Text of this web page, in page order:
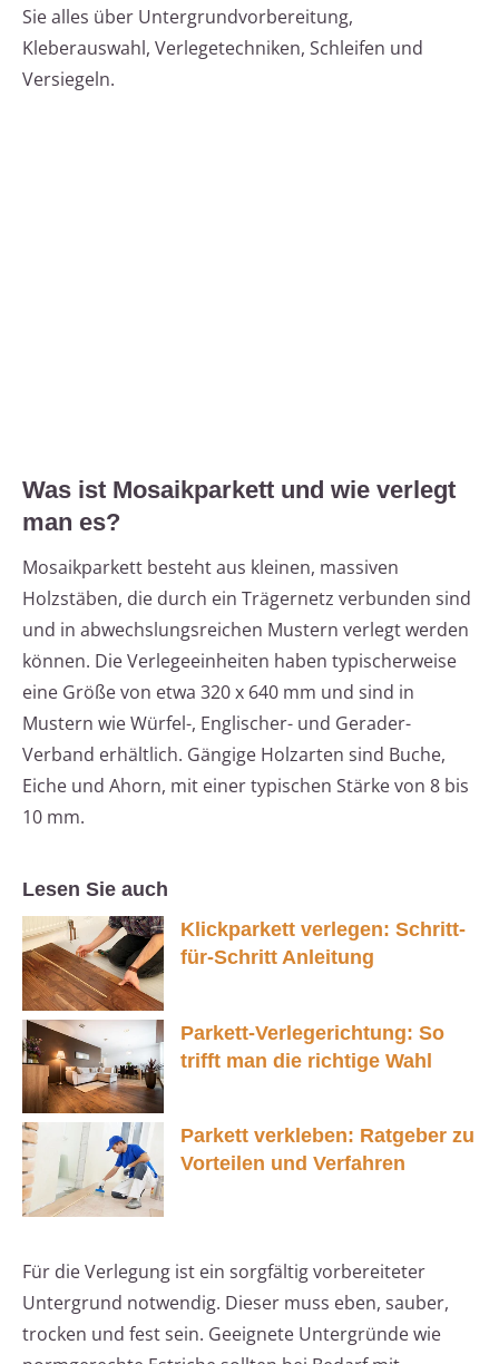
Sie alles über Untergrundvorbereitung,
Kleberauswahl, Verlegetechniken, Schleifen und
Versiegeln.
Was ist Mosaikparkett und wie verlegt
man es?
Mosaikparkett besteht aus kleinen, massiven
Holzstäben, die durch ein Trägernetz verbunden sind
und in abwechslungsreichen Mustern verlegt werden
können. Die Verlegeeinheiten haben typischerweise
eine Größe von etwa 320 x 640 mm und sind in
Mustern wie Würfel-, Englischer- und Gerader-
Verband erhältlich. Gängige Holzarten sind Buche,
Eiche und Ahorn, mit einer typischen Stärke von 8 bis
10 mm.
Lesen Sie auch
Klickparkett verlegen: Schritt-
für-Schritt Anleitung
Parkett-Verlegerichtung: So
trifft man die richtige Wahl
Parkett verkleben: Ratgeber zu
Vorteilen und Verfahren
Für die Verlegung ist ein sorgfältig vorbereiteter
Untergrund notwendig. Dieser muss eben, sauber,
trocken und fest sein. Geeignete Untergründe wie